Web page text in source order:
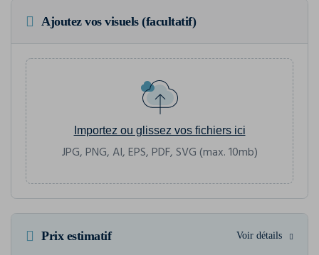
Ajoutez vos visuels (facultatif)
Importez ou glissez vos fichiers ici
JPG, PNG, AI, EPS, PDF, SVG (max. 10mb)
Prix estimatif Voir détails